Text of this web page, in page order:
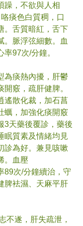
躁，不欲與人相
痰色白質稠，口
。舌質暗紅，舌下
。脈浮弦細數。血
97次/分鐘。
為痰熱內擾，肝鬱
竅，疏肝健脾。
遙散化裁，加石菖
蠣，加強化痰開竅
3天藥後覆診，藥後
眠質素及情緒均見
診為好。兼見咳嗽
。血壓
89次/分鐘續治，守
脾袪濕、天麻平肝
不遂，肝失疏泄，